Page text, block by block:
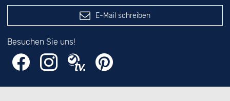
E-Mail schreiben
Besuchen Sie uns!